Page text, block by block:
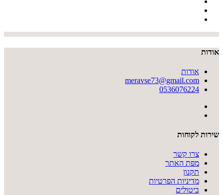
אודות
אודות
meravse73@gmail.com
0536076224
שירות לקוחות
צרו קשר
מפת האתר
תקנון
מדיניות הפרטיות
ביטולים